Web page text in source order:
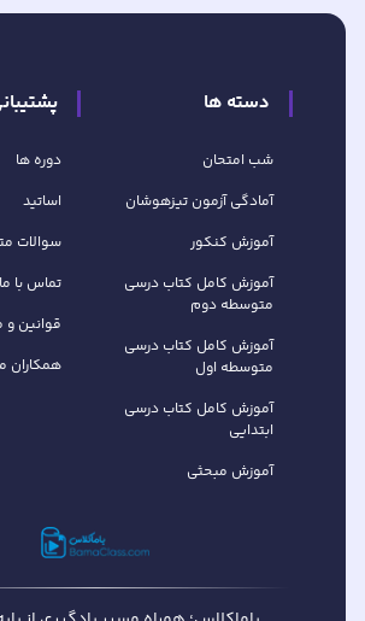
دسته ها
شب امتحان
آمادگی آزمون تیزهوشان
آموزش کنکور
آموزش کامل کتاب‌ درسی
متوسطه دوم
آموزش کامل کتاب‌ درسی
متوسطه اول
آموزش کامل کتاب درسی
ابتدایی
آموزش مبحثی
دوره ها
اساتید
سوالات
تماس با ما
قوانین و
همکاران